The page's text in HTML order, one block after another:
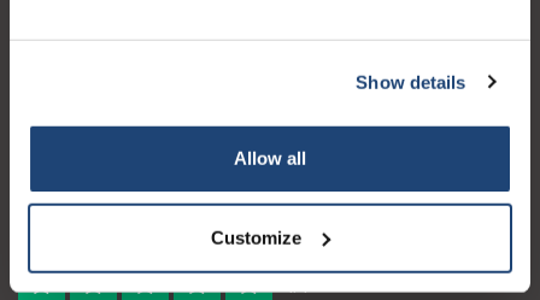
Show details
Allow all
Customize
Logo eigendom van TrustPilot
4.4